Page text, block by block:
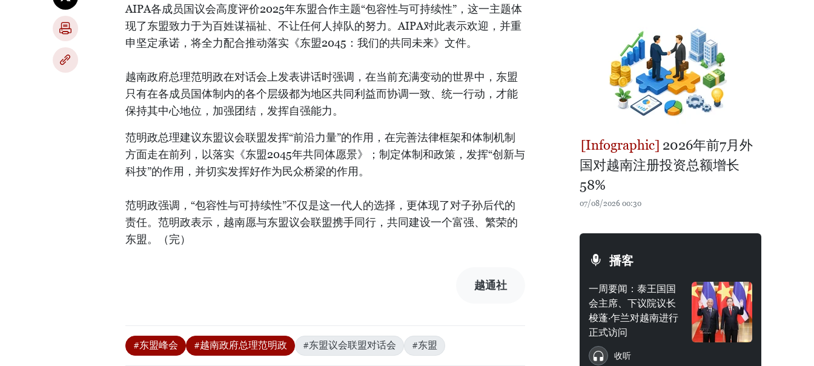
AIPA各成员国议会高度评价2025年东盟合作主题“包容性与可持续性”，这一主题体
现了东盟致力于为百姓谋福祉、不让任何人掉队的努力。AIPA对此表示欢迎，并重
申坚定承诺，将全力配合推动落实《东盟2045：我们的共同未来》文件。
越南政府总理范明政在对话会上发表讲话时强调，在当前充满变动的世界中，东盟
只有在各成员国体制内的各个层级都为地区共同利益而协调一致、统一行动，才能
保持其中心地位，加强团结，发挥自强能力。
范明政总理建议东盟议会联盟发挥“前沿力量”的作用，在完善法律框架和体制机制
方面走在前列，以落实《东盟2045年共同体愿景》；制定体制和政策，发挥“创新与
科技”的作用，并切实发挥好作为民众桥梁的作用。
范明政强调，“包容性与可持续性”不仅是这一代人的选择，更体现了对子孙后代的
责任。范明政表示，越南愿与东盟议会联盟携手同行，共同建设一个富强、繁荣的
东盟。（完）
越通社
#东盟峰会 #越南政府总理范明政 #东盟议会联盟对话会 #东盟
2026年前7月外
国对越南注册投资总额增长
58%
07/08/2026 00:30
播客
一周要闻：泰王国国
会主席、下议院议长
梭蓬·乍兰对越南进行
正式访问
收听